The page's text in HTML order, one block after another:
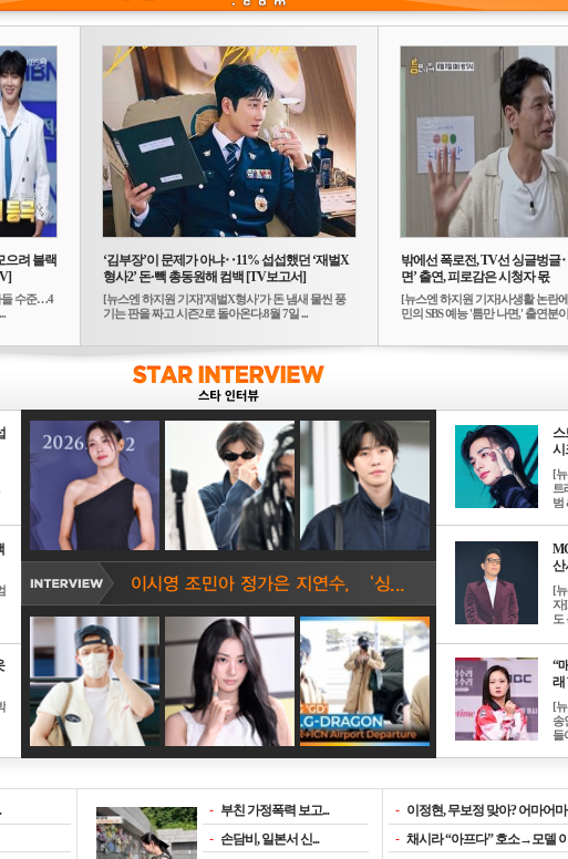
으려 블랙
들 수준…4
‘김부장’이 문제가 아냐‥11% 섭섭했던 ‘재벌X
형사2’ 돈·빽 총동원해 컴백 [TV보고서]
[뉴스엔 하지원 기자]'재벌X형사'가 돈 냄새 물씬 풍
기는 판을 짜고 시즌2로 돌아온다.8월 7일 ...
밖에선 폭로전, TV선 싱글벙글
면’ 출연, 피로감은 시청자 몫
[뉴스엔 하지원 기자]사생활 논란
민의 SBS 예능 '틈만 나면,' 출연분
스
시
[
트
범
산
[
자
도
“
래
[
송
들
- 부친 가정폭력 보고...
- 손담비, 일본서 신...
- 이정현, 무보정 맞아? 어마어마
- 채시라 “아프다” 호소→모델